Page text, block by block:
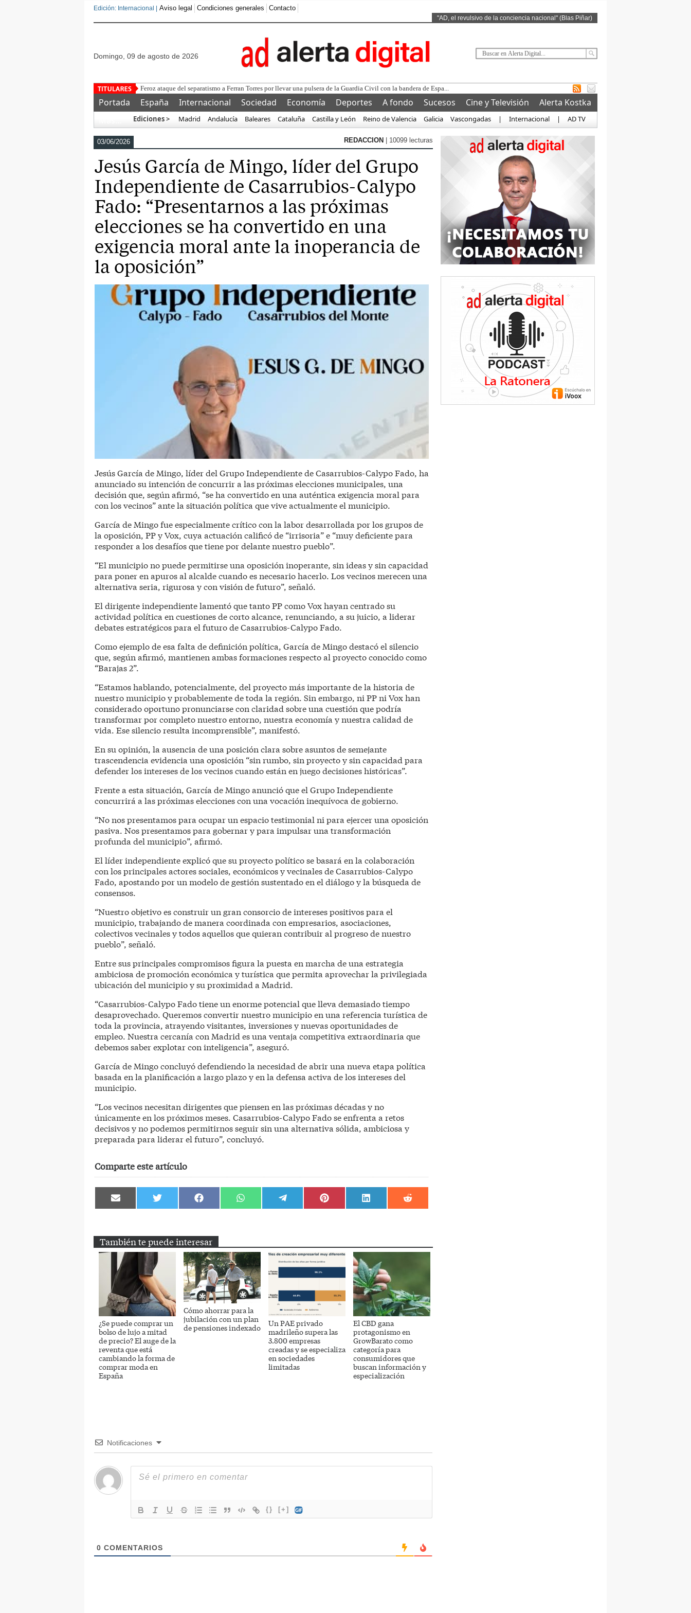
Edición: Internacional | Aviso legal Condiciones generales Contacto
"AD, el revulsivo de la conciencia nacional" (Blas Piñar)
domingo, 09 de agosto de 2026
Ayuso cri
Portada España Internacional Sociedad Economía Deportes A fondo Sucesos Cine y Televisión
Alerta Kostka
Ediciones > Madrid Andalucía Baleares Cataluña Castilla y León Reino de Valencia Galicia Vascongadas | Internacional | AD TV
03/06/2026 REDACCION | 10099 lecturas
Jesús García de Mingo, líder del Grupo
Independiente de Casarrubios-Calypo
Fado: “Presentarnos a las próximas
elecciones se ha convertido en una
exigencia moral ante la inoperancia de
la oposición”
Jesús García de Mingo, líder del Grupo Independiente de Casarrubios-Calypo Fado, ha
anunciado su intención de concurrir a las próximas elecciones municipales, una
decisión que, según afirmó, “se ha convertido en una auténtica exigencia moral para
con los vecinos” ante la situación política que vive actualmente el municipio.
García de Mingo fue especialmente crítico con la labor desarrollada por los grupos de
la oposición, PP y Vox, cuya actuación calificó de “irrisoria” e “muy deficiente para
responder a los desafíos que tiene por delante nuestro pueblo”.
“El municipio no puede permitirse una oposición inoperante, sin ideas y sin capacidad
para poner en apuros al alcalde cuando es necesario hacerlo. Los vecinos merecen una
alternativa seria, rigurosa y con visión de futuro”, señaló.
El dirigente independiente lamentó que tanto PP como Vox hayan centrado su
actividad política en cuestiones de corto alcance, renunciando, a su juicio, a liderar
debates estratégicos para el futuro de Casarrubios-Calypo Fado.
Como ejemplo de esa falta de definición política, García de Mingo destacó el silencio
que, según afirmó, mantienen ambas formaciones respecto al proyecto conocido como
“Barajas 2”.
“Estamos hablando, potencialmente, del proyecto más importante de la historia de
nuestro municipio y probablemente de toda la región. Sin embargo, ni PP ni Vox han
considerado oportuno pronunciarse con claridad sobre una cuestión que podría
transformar por completo nuestro entorno, nuestra economía y nuestra calidad de
vida. Ese silencio resulta incomprensible”, manifestó.
En su opinión, la ausencia de una posición clara sobre asuntos de semejante
trascendencia evidencia una oposición “sin rumbo, sin proyecto y sin capacidad para
defender los intereses de los vecinos cuando están en juego decisiones históricas”.
Frente a esta situación, García de Mingo anunció que el Grupo Independiente
concurrirá a las próximas elecciones con una vocación inequívoca de gobierno.
“No nos presentamos para ocupar un espacio testimonial ni para ejercer una oposición
pasiva. Nos presentamos para gobernar y para impulsar una transformación
profunda del municipio”, afirmó.
El líder independiente explicó que su proyecto político se basará en la colaboración
con los principales actores sociales, económicos y vecinales de Casarrubios-Calypo
Fado, apostando por un modelo de gestión sustentado en el diálogo y la búsqueda de
consensos.
“Nuestro objetivo es construir un gran consorcio de intereses positivos para el
municipio, trabajando de manera coordinada con empresarios, asociaciones,
colectivos vecinales y todos aquellos que quieran contribuir al progreso de nuestro
pueblo”, señaló.
Entre sus principales compromisos figura la puesta en marcha de una estrategia
ambiciosa de promoción económica y turística que permita aprovechar la privilegiada
ubicación del municipio y su proximidad a Madrid.
“Casarrubios-Calypo Fado tiene un enorme potencial que lleva demasiado tiempo
desaprovechado. Queremos convertir nuestro municipio en una referencia turística de
toda la provincia, atrayendo visitantes, inversiones y nuevas oportunidades de
empleo. Nuestra cercanía con Madrid es una ventaja competitiva extraordinaria que
debemos saber explotar con inteligencia”, aseguró.
García de Mingo concluyó defendiendo la necesidad de abrir una nueva etapa política
basada en la planificación a largo plazo y en la defensa activa de los intereses del
municipio.
“Los vecinos necesitan dirigentes que piensen en las próximas décadas y no
únicamente en los próximos meses. Casarrubios-Calypo Fado se enfrenta a retos
decisivos y no podemos permitirnos seguir sin una alternativa sólida, ambiciosa y
preparada para liderar el futuro”, concluyó.
Comparte este artículo
Compartir
en
Compartir
en
Compartir
en
Compartir
en
Compartir
en
Compartir
en
Compartir
en
Compartir
en
También te puede interesar
¿Se puede comprar un
bolso de lujo a mitad
de precio? El auge de la
reventa que está
cambiando la forma de
comprar moda en
España
Cómo ahorrar para la
jubilación con un plan
de pensiones indexado
Un PAE privado
madrileño supera las
3.800 empresas
creadas y se especializa
en sociedades
limitadas
El CBD gana
protagonismo en
GrowBarato como
categoría para
consumidores que
buscan información y
especialización
Notificaciones
{} [+]
0 COMENTARIOS